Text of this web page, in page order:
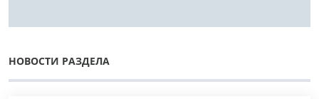
НОВОСТИ РАЗДЕЛА